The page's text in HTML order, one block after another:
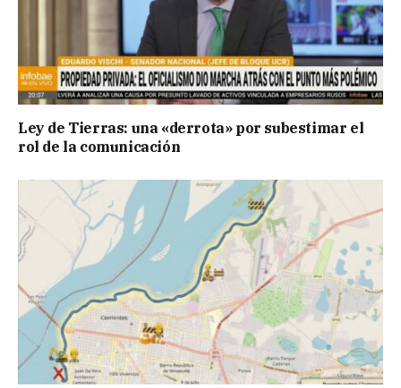
Ley de Tierras: una «derrota» por subestimar el
rol de la comunicación